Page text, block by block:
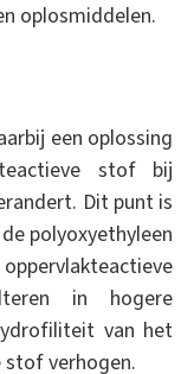
oplosmiddelen.
een oplossing
stof bij
Dit punt is
polyoxyethyleen
in hogere
van het
stof verhogen.